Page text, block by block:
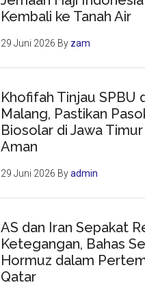
Kembali ke Tanah Air
29 Juni 2026 By zam
Khofifah Tinjau SPBU
Malang, Pastikan
Biosolar di Jawa
Aman
29 Juni 2026 Byadmin
AS dan Iran Sepakat
Ketegangan, Bahas
Hormuz dalam
Qatar